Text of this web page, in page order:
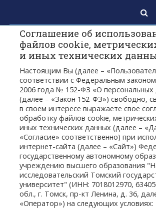
Соглашение об
файлов cookie,
и иных технических
Настоящим Вы (далее –
соответствии с Федеральным
2006 года № 152-ФЗ «О персональных
(далее – «Закон 152-ФЗ») свободно,
в своем интересе выражаете свое
обработку файлов сookie,
иных технических данных (далее –
«Согласие» соответственно) при
интернет-сайта (далее – «Сайт»)
государственному автономному
учреждению высшего образования
исследовательский Томский
университет" (ИНН: 7018012970,
обл., г. Томск, пр-кт Ленина, д. 36,
«Оператор») на следующих условиях: